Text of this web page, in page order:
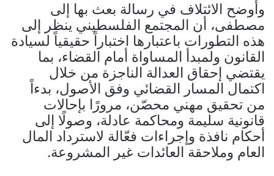
وأوضح الائتلاف في رسالة بعث بها إلى
مصطفى، أن المجتمع الفلسطيني ينظر إلى
هذه التطورات باعتبارها اختباراً حقيقياً لسيادة
القانون ولمبدأ المساواة أمام القضاء، بما
يقتضي إحقاق العدالة الناجزة من خلال
اكتمال المسار القضائي وفق الأصول، بدءاً
من تحقيق مهني محصّن، مرورًا بإحالات
قانونية سليمة ومحاكمة عادلة، وصولًا إلى
أحكام نافذة وإجراءات فعّالة لاسترداد المال
العام وملاحقة العائدات غير المشروعة.